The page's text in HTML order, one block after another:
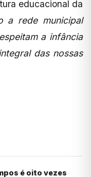
educacional da
a rede municipal
a infância
das nossas
é oito vezes